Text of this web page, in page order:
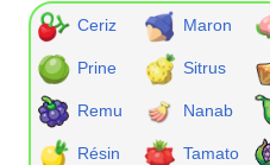
Ceriz
Maron
Prine Sitrus
Remu Nanab
Résin Tamato